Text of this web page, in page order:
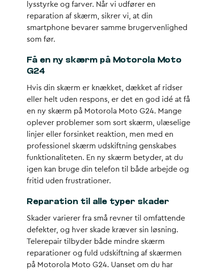
lysstyrke og farver. Når vi udfører en
reparation af skærm, sikrer vi, at din
smartphone bevarer samme brugervenlighed
som før.
Få en ny skærm på Motorola Moto
G24
Hvis din skærm er knækket, dækket af ridser
eller helt uden respons, er det en god idé at få
en ny skærm på Motorola Moto G24. Mange
oplever problemer som sort skærm, ulæselige
linjer eller forsinket reaktion, men med en
professionel skærm udskiftning genskabes
funktionaliteten. En ny skærm betyder, at du
igen kan bruge din telefon til både arbejde og
fritid uden frustrationer.
Reparation til alle typer skader
Skader varierer fra små revner til omfattende
defekter, og hver skade kræver sin løsning.
Telerepair tilbyder både mindre skærm
reparationer og fuld udskiftning af skærmen
på Motorola Moto G24. Uanset om du har